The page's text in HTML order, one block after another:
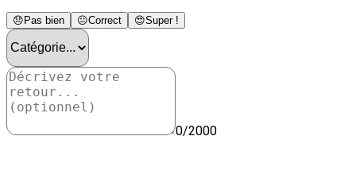
😞 Pas bien 😐Correct 😍Super !
0/2000